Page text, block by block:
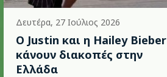
Δευτέρα, 27 Ιούλιος 2026
Ο Justin και η Hailey Bieber
κάνουν διακοπές στην
Ελλάδα